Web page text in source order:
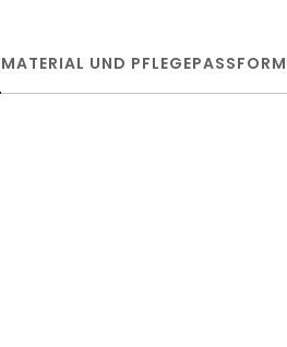
MATERIAL UND PFLEGEPASSFORM